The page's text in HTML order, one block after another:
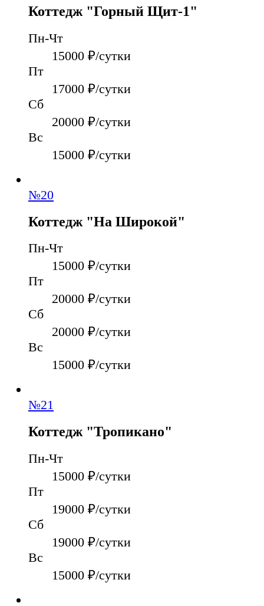
Коттедж "Горный Щит-1"
Пн-Чт
15000 ₽/сутки
Пт
17000 ₽/сутки
Сб
20000 ₽/сутки
Вс
15000 ₽/сутки
№20
Коттедж "На Широкой"
Пн-Чт
15000 ₽/сутки
Пт
20000 ₽/сутки
Сб
20000 ₽/сутки
Вс
15000 ₽/сутки
№21
Коттедж "Тропикано"
Пн-Чт
15000 ₽/сутки
Пт
19000 ₽/сутки
Сб
19000 ₽/сутки
Вс
15000 ₽/сутки